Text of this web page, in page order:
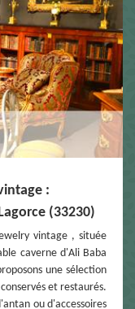
:
(33230)
vintage , située
caverne d'Ali Baba
une sélection
et restaurés.
ou d'accessoires